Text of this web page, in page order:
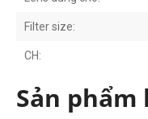
Filter size:
CH:
Sản phẩm